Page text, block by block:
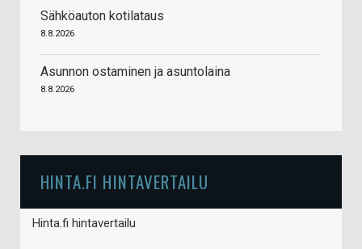
Sähköauton kotilataus
8.8.2026
Asunnon ostaminen ja asuntolaina
8.8.2026
HINTA.FI HINTAVERTAILU
Hinta.fi hintavertailu